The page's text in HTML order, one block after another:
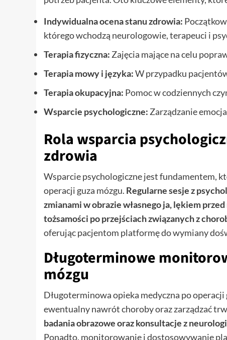
Indywidualna ocena stanu zdrowia:
którego wchodzą neurologowie, terapeuci i
Terapia fizyczna:Zajęcia mające na celu
Terapia mowy i języka:W przypadku
Terapia okupacyjna: Pomoc w codziennych
Wsparcie psychologiczne:Zarządzanie
Rola wsparcia
zdrowia
Wsparcie psychologiczne jest fundamentem,
operacji guza mózgu. Regularne sesje z
zmianami w obrazie własnego ja, lękiem
tożsamości po przejściach związanych z
oferując pacjentom platformę do wymiany
Długoterminowe
mózgu
Długoterminowa opieka medyczna po
ewentualny nawrót choroby oraz zarządzać
badania obrazowe oraz konsultacje z
Ponadto, monitorowanie i dostosowywanie